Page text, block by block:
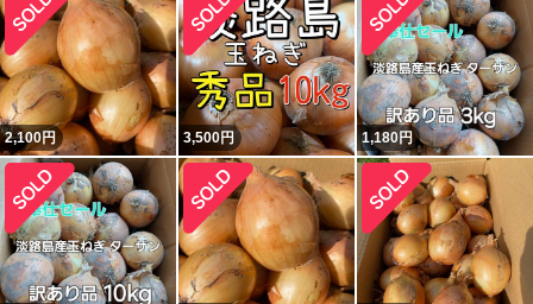
2,100円 3,500円 1,180円